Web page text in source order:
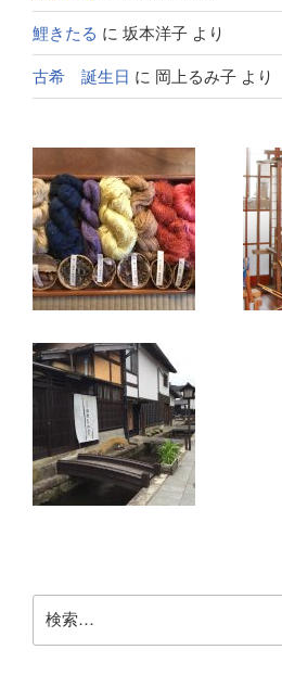
鯉きたる に 坂本洋子 より
古希 誕生日 に 岡上るみ子 より
索: